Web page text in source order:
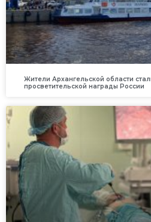
Жители Архангельской области
просветительской награды России